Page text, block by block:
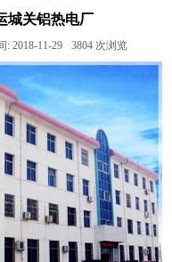
城关铝热电厂
: 2018-11-29 3804 次浏览